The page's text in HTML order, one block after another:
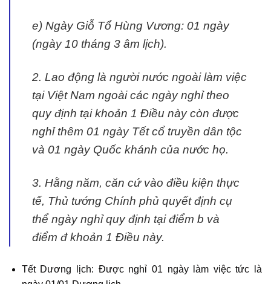
e) Ngày Giỗ Tổ Hùng Vương: 01 ngày
(ngày 10 tháng 3 âm lịch).
2. Lao động là người nước ngoài làm việc
tại Việt Nam ngoài các ngày nghỉ theo
quy định tại khoản 1 Điều này còn được
nghỉ thêm 01 ngày Tết cổ truyền dân tộc
và 01 ngày Quốc khánh của nước họ.
3. Hằng năm, căn cứ vào điều kiện thực
tế, Thủ tướng Chính phủ quyết định cụ
thể ngày nghỉ quy định tại điểm b và
điểm đ khoản 1 Điều này.
Tết Dương lịch: Được nghỉ 01 ngày làm việc tức là